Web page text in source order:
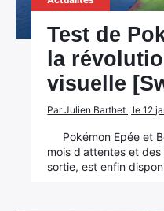
Test de
la
visuelle
Par Julien Barthet , le 12
Pokémon Epée et
mois d'attentes et
sortie, est enfin